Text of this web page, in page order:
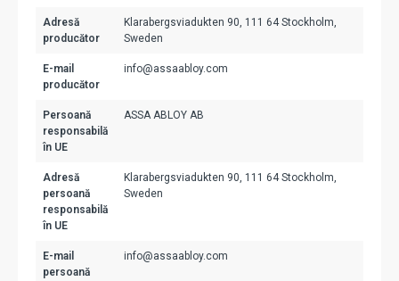
Adresă
producător
Klarabergsviadukten 90, 111 64 Stockholm,
Sweden
E-mail
producător
info@assaabloy.com
Persoană
responsabilă
în UE
ASSA ABLOY AB
Adresă
persoană
responsabilă
în UE
Klarabergsviadukten 90, 111 64 Stockholm,
Sweden
E-mail
persoană
info@assaabloy.com